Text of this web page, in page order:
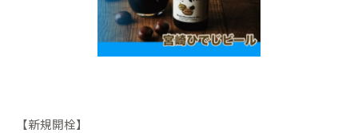
【新規開栓】